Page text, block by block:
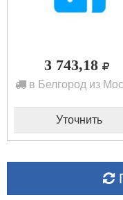
3 743,18
в Белгород из
Уточнить